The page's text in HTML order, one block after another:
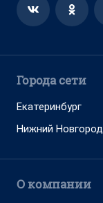
Города сети
Екатеринбург
Нижний Новгород
О компании